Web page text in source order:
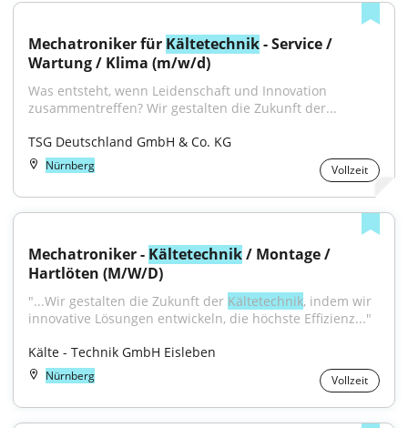
Mechatroniker für Kältetechnik - Service /
Wartung / Klima (m/w/d)
Was entsteht, wenn Leidenschaft und Innovation
zusammentreffen? Wir gestalten die Zukunft der...
TSG Deutschland GmbH & Co. KG
Nürnberg Vollzeit
Mechatroniker - Kältetechnik / Montage /
Hartlöten (M/W/D)
"...Wir gestalten die Zukunft der Kältetechnik, indem wir
innovative Lösungen entwickeln, die höchste Effizienz..."
Kälte - Technik GmbH Eisleben
Nürnberg Vollzeit